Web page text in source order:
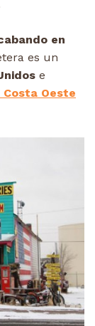
en
es un
e
Oeste